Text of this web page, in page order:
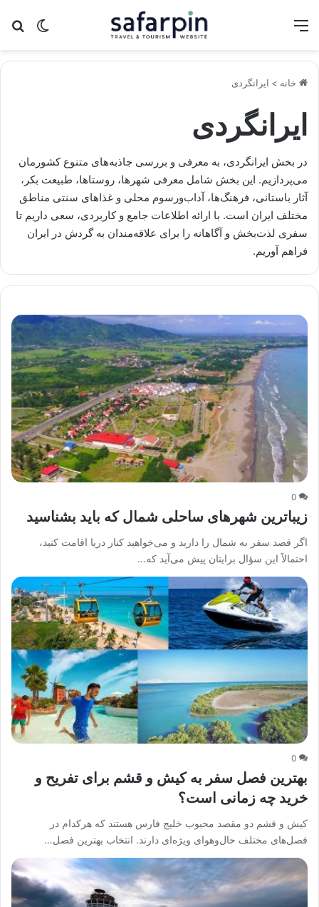
تغییر منو
خانه > ایرانگردی
ایرانگردی
در بخش ایرانگردی، به معرفی و بررسی جاذبه‌های متنوع کشورمان
می‌پردازیم. این بخش شامل معرفی شهرها، روستاها، طبیعت بکر،
آثار باستانی، فرهنگ‌ها، آداب‌ورسوم محلی و غذاهای سنتی مناطق
مختلف ایران است. با ارائه اطلاعات جامع و کاربردی، سعی داریم تا
سفری لذت‌بخش و آگاهانه را برای علاقه‌مندان به گردش در ایران
فراهم آوریم.
0
زیباترین شهرهای ساحلی شمال که باید بشناسید
اگر قصد سفر به شمال را دارید و می‌خواهید کنار دریا اقامت کنید،
احتمالاً این سؤال برایتان پیش می‌آید که…
0
بهترین فصل سفر به کیش و قشم برای تفریح و
خرید چه زمانی است؟
کیش و قشم دو مقصد محبوب خلیج فارس هستند که هرکدام در
فصل‌های مختلف حال‌و‌هوای ویژه‌ای دارند. انتخاب بهترین فصل…